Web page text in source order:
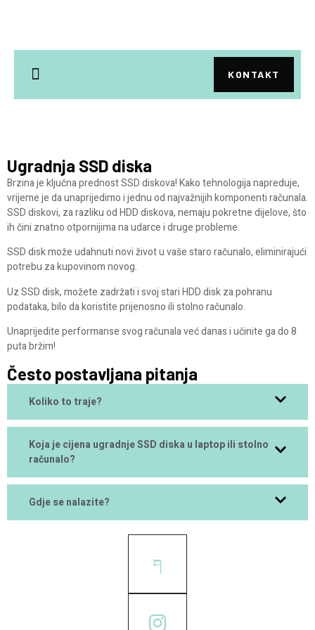
KONTAKT
Ugradnja SSD diska
Brzina je ključna prednost SSD diskova! Kako tehnologija napreduje,
vrijeme je da unaprijedimo i jednu od najvažnijih komponenti računala.
SSD diskovi, za razliku od HDD diskova, nemaju pokretne dijelove, što
ih čini znatno otpornijima na udarce i druge probleme.
SSD disk može udahnuti novi život u vaše staro računalo, eliminirajući
potrebu za kupovinom novog.
Uz SSD disk, možete zadržati i svoj stari HDD disk za pohranu
podataka, bilo da koristite prijenosno ili stolno računalo.
Unaprijedite performanse svog računala već danas i učinite ga do 8
puta bržim!
Često postavljana pitanja
Koliko to traje?
Koja je cijena ugradnje SSD diska u laptop ili stolno
računalo?
Gdje se nalazite?